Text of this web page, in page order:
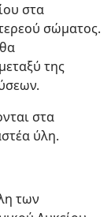
στα
σώματος.
της
στα
ύλη.
των